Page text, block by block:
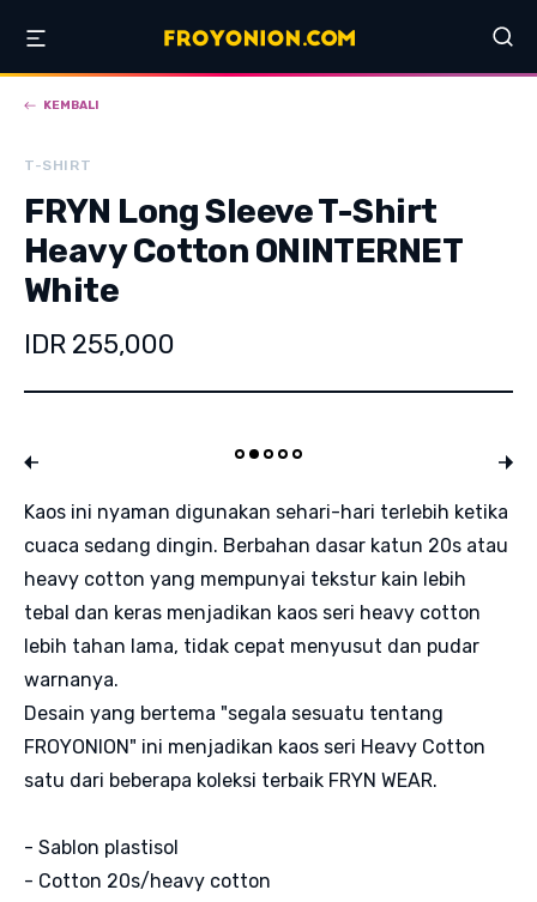
KEMBALI
T-SHIRT
FRYN Long Sleeve T-Shirt
Heavy Cotton ONINTERNET
White
IDR 255,000
Kaos ini nyaman digunakan sehari-hari terlebih ketika
cuaca sedang dingin. Berbahan dasar katun 20s atau
heavy cotton yang mempunyai tekstur kain lebih
tebal dan keras menjadikan kaos seri heavy cotton
lebih tahan lama, tidak cepat menyusut dan pudar
warnanya.
Desain yang bertema "segala sesuatu tentang
FROYONION" ini menjadikan kaos seri Heavy Cotton
satu dari beberapa koleksi terbaik FRYN WEAR.
- Sablon plastisol
- Cotton 20s/heavy cotton